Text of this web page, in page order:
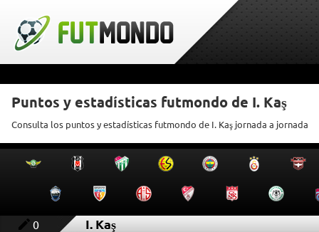
Puntos y estadísticas futmondo de I. Kaş
Consulta los puntos y estadísticas futmondo de I. Kaş jornada a jornada
0 I. Kaş